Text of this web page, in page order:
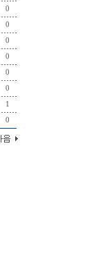
0
0
0
0
0
0
1
0